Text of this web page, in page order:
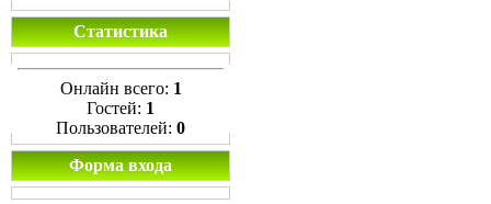
Статистика
Онлайн всего: 1
Гостей: 1
Пользователей: 0
Форма входа